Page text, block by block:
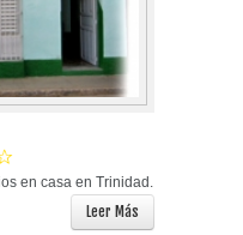
en casa en Trinidad.
Leer Más